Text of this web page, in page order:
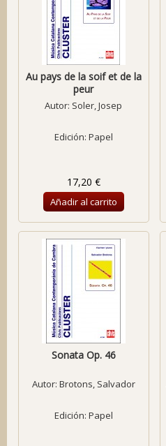
Au pays de la soif et de la
peur
Autor: Soler, Josep
Edición: Papel
17,20 €
Añadir al carrito
Sonata Op. 46
Autor: Brotons, Salvador
Edición: Papel